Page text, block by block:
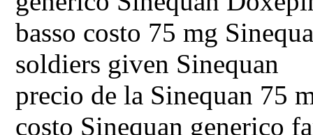
basso costo 75 mg
soldiers given Sinequan
precio de la Sinequan 75
costo Sinequan generico